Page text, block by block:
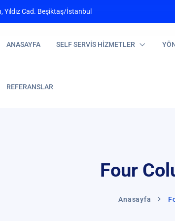
Yıldız Cad. Beşiktaş/İstanbul
ANASAYFA SELF SERVİS HİZMETLER
REFERANSLAR
Four
Anasayfa